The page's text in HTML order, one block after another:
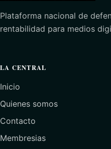
Plataforma nacional de
rentabilidad para medios
LA CENTRAL
Inicio
Quienes somos
Contacto
Membresias